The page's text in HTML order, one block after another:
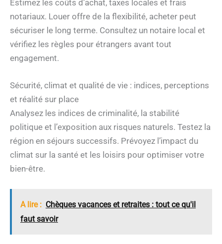
Estimez les coûts d’achat, taxes locales et frais
notariaux. Louer offre de la flexibilité, acheter peut
sécuriser le long terme. Consultez un notaire local et
vérifiez les règles pour étrangers avant tout
engagement.
Sécurité, climat et qualité de vie : indices, perceptions
et réalité sur place
Analysez les indices de criminalité, la stabilité
politique et l’exposition aux risques naturels. Testez la
région en séjours successifs. Prévoyez l’impact du
climat sur la santé et les loisirs pour optimiser votre
bien-être.
A lire : Chèques vacances et retraites : tout ce qu'il
faut savoir